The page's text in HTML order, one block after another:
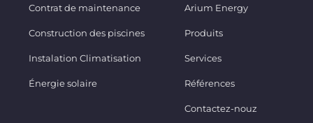
Arium Energy
Produits
Services
Références
Contactez-nouz
Contrat de maintenance
Construction des piscines
Instalation Climatisation
Énergie solaire